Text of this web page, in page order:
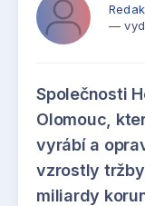
—
Společnosti
Olomouc,
vyrábí a
vzrostly
miliardy